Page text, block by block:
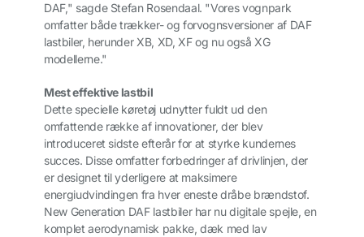
DAF," sagde Stefan Rosendaal. "Vores vognpark
omfatter både trækker- og forvognsversioner af DAF
lastbiler, herunder XB, XD, XF og nu også XG
modellerne."
Mest effektive lastbil
Dette specielle køretøj udnytter fuldt ud den
omfattende række af innovationer, der blev
introduceret sidste efterår for at styrke kundernes
succes. Disse omfatter forbedringer af drivlinjen, der
er designet til yderligere at maksimere
energiudvindingen fra hver eneste dråbe brændstof.
New Generation DAF lastbiler har nu digitale spejle, en
komplet aerodynamisk pakke, dæk med lav